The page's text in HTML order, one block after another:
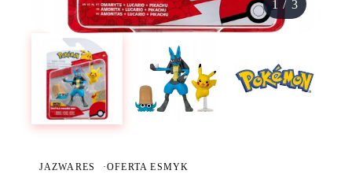
1 / 3
JAZWARES ·OFERTA ESMYK